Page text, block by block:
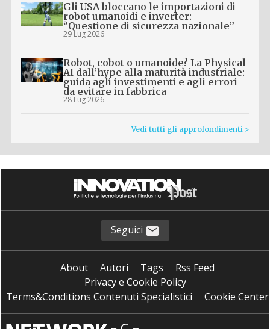
Gli USA bloccano le importazioni di
robot umanoidi e inverter:
“Questione di sicurezza nazionale”
29 Lug 2026
Robot, cobot o umanoide? La Physical
AI dall’hype alla maturità industriale:
guida agli investimenti e agli errori
da evitare in fabbrica
28 Lug 2026
Vedi tutti gli approfondimenti >
Seguici
About Autori Tags
Rss Feed
Privacy e Cookie Policy
Terms&Conditions Contenuti Specialistici
Cookie Center